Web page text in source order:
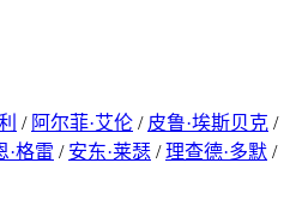
/ 阿尔菲·艾伦 / 皮鲁·埃斯贝克 /
·格雷 / 安东·莱瑟 /理查德·多默 /